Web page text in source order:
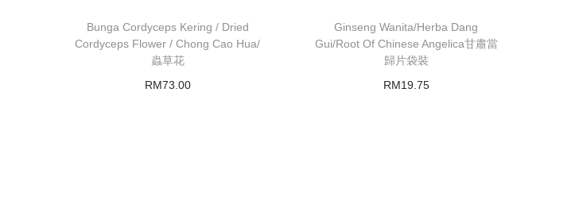
Bunga Cordyceps Kering / Dried
Cordyceps Flower / Chong Cao Hua/
蟲草花
RM73.00
Ginseng Wanita/Herba Dang
Gui/Root Of Chinese Angelica甘肅當
歸片袋裝
RM19.75